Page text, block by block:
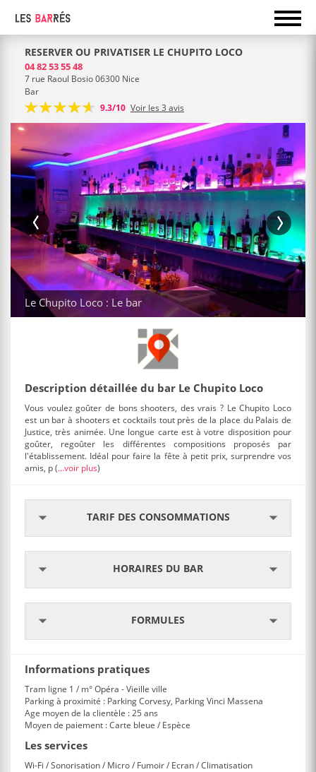
RESERVER OU PRIVATISER LE CHUPITO LOCO
04 82 53 55 48
7 rue Raoul Bosio 06300 Nice
Bar
9.3/10 Voir les 3 avis
Le Chupito Loco : Le bar
TARIF DES CONSOMMATIONS
HORAIRES DU BAR
FORMULES
Description détaillée du bar Le Chupito Loco
Vous voulez goûter de bons shooters, des vrais ? Le Chupito Loco
est un bar à shooters et cocktails tout près de la place du Palais de
Justice, très animée. Une longue carte est à votre disposition pour
goûter, regoûter les différentes compositions proposés par
l'établissement. Idéal pour faire la fête à petit prix, surprendre vos
amis, p(...voir plus)
Informations pratiques
Tram ligne 1 / m° Opéra - Vieille ville
Parking à proximité : Parking Corvesy, Parking Vinci Massena
Age moyen de la clientèle : 25 ans
Moyen de paiement : Carte bleue / Espèce
Les services
Wi-Fi / Sonorisation / Micro / Fumoir / Ecran / Climatisation